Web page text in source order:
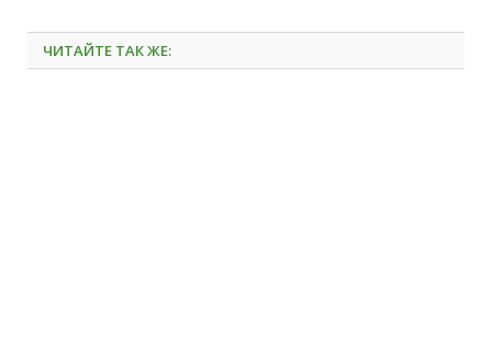
ЧИТАЙТЕ ТАК ЖЕ: